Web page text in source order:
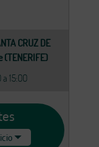
CRUZ DE
(TENERIFE)
15:00